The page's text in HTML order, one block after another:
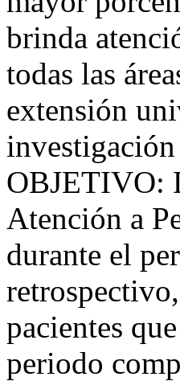
brinda
todas las
extensión
OBJETIVO:
Atención a
durante el
pacientes
periodo